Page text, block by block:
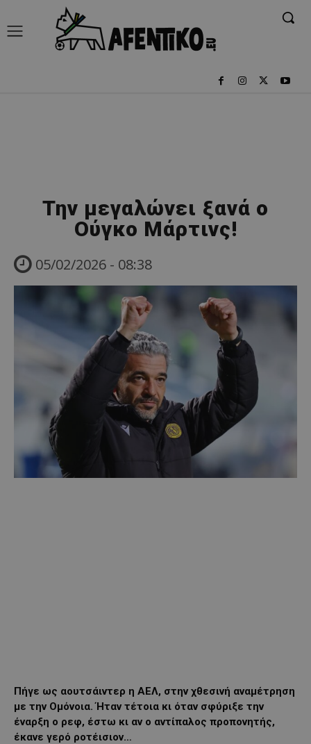
Την μεγαλώνει ξανά ο
Ούγκο Μάρτινς!
05/02/2026 - 08:38
Πήγε ως αουτσάιντερ η ΑΕΛ, στην χθεσινή αναμέτρηση
με την Ομόνοια. Ήταν τέτοια κι όταν σφύριξε την
έναρξη ο ρεφ, έστω κι αν ο αντίπαλος προπονητής,
έκανε γερό ροτέισιον…